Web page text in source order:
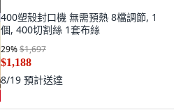
400塑殼封口機 無需預熱 8檔調節, 1
個, 400切割絲 1套布絲
29%$1,697
$1,188
8/19 預計送達